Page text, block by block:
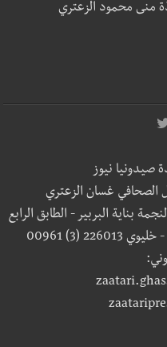
منى محمود الزعتري
صيدونيا نيوز
الصحافي غسان الزعتري
بناية البربير - الطابق الرابع